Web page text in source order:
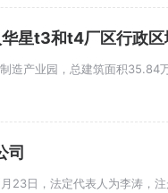
星t3和t4厂区行政区
造产业园，总建筑面积35.84
司
23日，法定代表人为李涛，